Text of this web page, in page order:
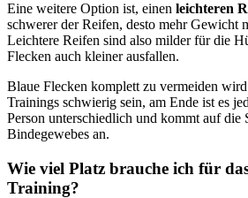
Eine weitere Option ist, einen leichteren
schwerer der Reifen, desto mehr Gewicht
Leichtere Reifen sind also milder für die
Flecken auch kleiner ausfallen.
Blaue Flecken komplett zu vermeiden
Trainings schwierig sein, am Ende ist es
Person unterschiedlich und kommt auf die
Bindegewebes an.
Wie viel Platz brauche ich für
Training?